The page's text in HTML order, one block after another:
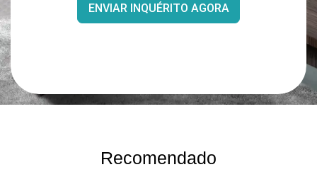
ENVIAR INQUÉRITO AGORA
Recomendado